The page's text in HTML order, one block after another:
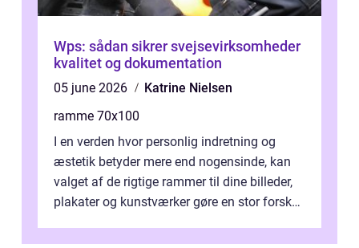
Wps: sådan sikrer svejsevirksomheder
kvalitet og dokumentation
05 june 2026
Katrine Nielsen
ramme 70x100
I en verden hvor personlig indretning og
æstetik betyder mere end nogensinde, kan
valget af de rigtige rammer til dine billeder,
plakater og kunstværker gøre en stor forskel.